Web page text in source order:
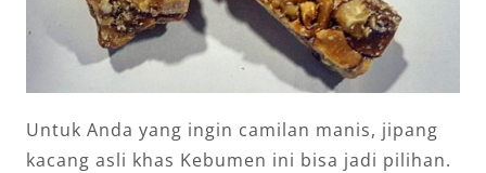
Untuk Anda yang ingin camilan manis, jipang
kacang asli khas Kebumen ini bisa jadi pilihan.